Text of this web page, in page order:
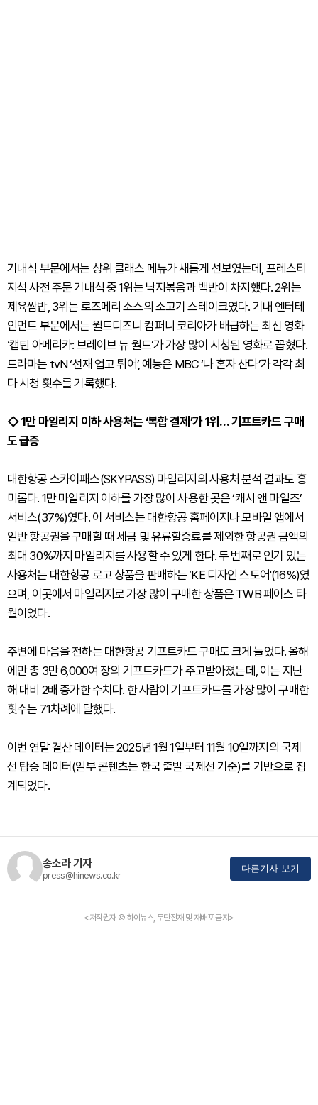
기내식 부문에서는 상위 클래스 메뉴가 새롭게 선보였는데, 프레스티
지석 사전 주문 기내식 중 1위는 낙지볶음과 백반이 차지했다. 2위는
제육쌈밥, 3위는 로즈메리 소스의 소고기 스테이크였다. 기내 엔터테
인먼트 부문에서는 월트디즈니 컴퍼니 코리아가 배급하는 최신 영화
‘캡틴 아메리카: 브레이브 뉴 월드’가 가장 많이 시청된 영화로 꼽혔다.
드라마는 tvN ‘선재 업고 튀어’, 예능은 MBC ‘나 혼자 산다’가 각각 최
다 시청 횟수를 기록했다.
◇ 1만 마일리지 이하 사용처는 ‘복합 결제’가 1위… 기프트카드 구매
도 급증
대한항공 스카이패스(SKYPASS) 마일리지의 사용처 분석 결과도 흥
미롭다. 1만 마일리지 이하를 가장 많이 사용한 곳은 ‘캐시 앤 마일즈’
서비스(37%)였다. 이 서비스는 대한항공 홈페이지나 모바일 앱에서
일반 항공권을 구매할 때 세금 및 유류할증료를 제외한 항공권 금액의
최대 30%까지 마일리지를 사용할 수 있게 한다. 두 번째로 인기 있는
사용처는 대한항공 로고 상품을 판매하는 ‘KE 디자인 스토어'(16%)였
으며, 이곳에서 마일리지로 가장 많이 구매한 상품은 TWB 페이스 타
월이었다.
주변에 마음을 전하는 대한항공 기프트카드 구매도 크게 늘었다. 올해
에만 총 3만 6,000여 장의 기프트카드가 주고받아졌는데, 이는 지난
해 대비 2배 증가한 수치다. 한 사람이 기프트카드를 가장 많이 구매한
횟수는 71차례에 달했다.
이번 연말 결산 데이터는 2025년 1월 1일부터 11월 10일까지의 국제
선 탑승 데이터(일부 콘텐츠는 한국 출발 국제선 기준)를 기반으로 집
계되었다.
송소라 기자
press@hinews.co.kr
다른기사 보기
<저작권자 © 하이뉴스, 무단전재 및 재배포 금지>